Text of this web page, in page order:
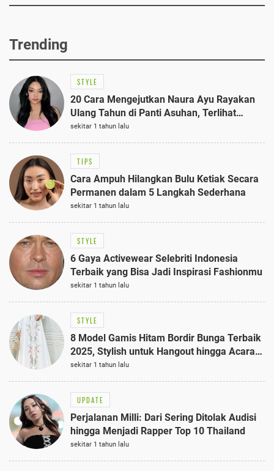
Trending
STYLE
20 Cara Mengejutkan Naura Ayu Rayakan
Ulang Tahun di Panti Asuhan, Terlihat
Anggun dengan Kaftan Cokelat
sekitar 1 tahun lalu
TIPS
Cara Ampuh Hilangkan Bulu Ketiak Secara
Permanen dalam 5 Langkah Sederhana
sekitar 1 tahun lalu
STYLE
6 Gaya Activewear Selebriti Indonesia
Terbaik yang Bisa Jadi Inspirasi Fashionmu
sekitar 1 tahun lalu
STYLE
8 Model Gamis Hitam Bordir Bunga Terbaik
2025, Stylish untuk Hangout hingga Acara
Semi-Formal
sekitar 1 tahun lalu
UPDATE
Perjalanan Milli: Dari Sering Ditolak Audisi
hingga Menjadi Rapper Top 10 Thailand
sekitar 1 tahun lalu